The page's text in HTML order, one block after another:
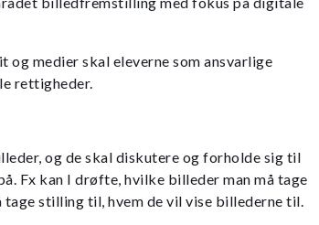
medier skal eleverne som ansvarlige
rettigheder.
og de skal diskutere og forholde sig til
Fx kan I drøfte, hvilke billeder man må tage
stilling til, hvem de vil vise billederne til.